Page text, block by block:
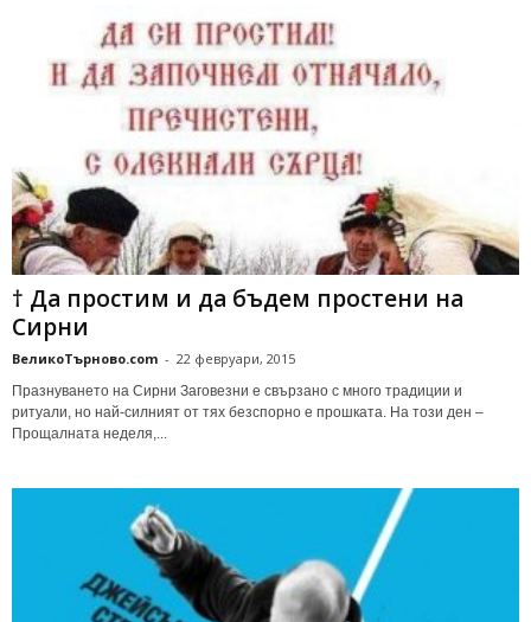
† Да простим и дa бъдем простени на
Сирни
ВеликоТърново.com - 22 февруари, 2015
Празнуването на Сирни Заговезни е свързано с много традиции и
ритуали, но най-силният от тях безспорно е прошката. На този ден –
Прощалната неделя,...